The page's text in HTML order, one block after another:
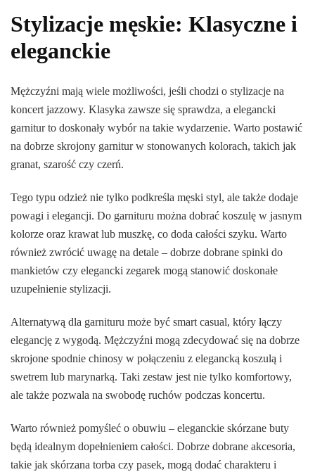
Stylizacje męskie: Klasyczne i
eleganckie
Mężczyźni mają wiele możliwości, jeśli chodzi o stylizacje na
koncert jazzowy. Klasyka zawsze się sprawdza, a elegancki
garnitur to doskonały wybór na takie wydarzenie. Warto postawić
na dobrze skrojony garnitur w stonowanych kolorach, takich jak
granat, szarość czy czerń.
Tego typu odzież nie tylko podkreśla męski styl, ale także dodaje
powagi i elegancji. Do garnituru można dobrać koszulę w jasnym
kolorze oraz krawat lub muszkę, co doda całości szyku. Warto
również zwrócić uwagę na detale – dobrze dobrane spinki do
mankietów czy elegancki zegarek mogą stanowić doskonałe
uzupełnienie stylizacji.
Alternatywą dla garnituru może być smart casual, który łączy
elegancję z wygodą. Mężczyźni mogą zdecydować się na dobrze
skrojone spodnie chinosy w połączeniu z elegancką koszulą i
swetrem lub marynarką. Taki zestaw jest nie tylko komfortowy,
ale także pozwala na swobodę ruchów podczas koncertu.
Warto również pomyśleć o obuwiu – eleganckie skórzane buty
będą idealnym dopełnieniem całości. Dobrze dobrane akcesoria,
takie jak skórzana torba czy pasek, mogą dodać charakteru i